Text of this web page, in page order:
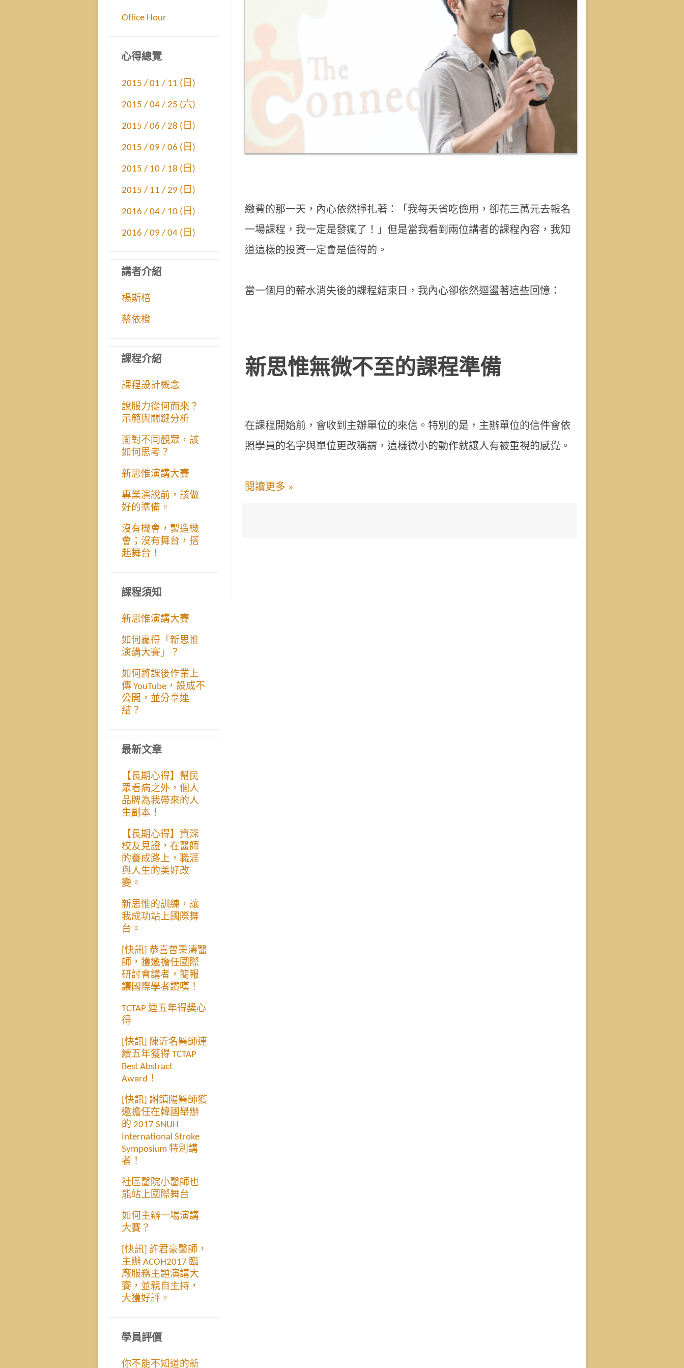
繳費的那一天，內心依然掙扎著：「我每天省吃儉用，卻花三萬元去報名
一場課程，我一定是發瘋了！」但是當我看到兩位講者的課程內容，我知
道這樣的投資一定會是值得的。
當一個月的薪水消失後的課程結束日，我內心卻依然迴盪著這些回憶：
新思惟無微不至的課程準備
在課程開始前，會收到主辦單位的來信。特別的是，主辦單位的信件會依
照學員的名字與單位更改稱謂，這樣微小的動作就讓人有被重視的感覺。
閱讀更多 »
Office Hour
心得總覽
2015 / 01 / 11 (日)
2015 / 04 / 25 (六)
2015 / 06 / 28 (日)
2015 / 09 / 06 (日)
2015 / 10 / 18 (日)
2015 / 11 / 29 (日)
2016 / 04 / 10 (日)
2016 / 09 / 04 (日)
講者介紹
楊斯棓
蔡依橙
課程介紹
課程設計概念
說服力從何而來？
示範與關鍵分析
面對不同觀眾，該
如何思考？
新思惟演講大賽
專業演說前，該做
好的準備。
沒有機會，製造機
會；沒有舞台，搭
起舞台！
課程須知
新思惟演講大賽
如何贏得「新思惟
演講大賽」？
如何將課後作業上
傳 YouTube，設成不
公開，並分享連
結？
最新文章
【長期心得】幫民
眾看病之外，個人
品牌為我帶來的人
生副本！
【長期心得】資深
校友見證，在醫師
的養成路上，職涯
與人生的美好改
變。
新思惟的訓練，讓
我成功站上國際舞
台。
[快訊] 恭喜曾秉濤醫
師，獲邀擔任國際
研討會講者，簡報
讓國際學者讚嘆！
TCTAP 連五年得獎心
得
[快訊] 陳沂名醫師連
續五年獲得 TCTAP
Best Abstract
Award！
[快訊] 謝鎮陽醫師獲
邀擔任在韓國舉辦
的 2017 SNUH
International Stroke
Symposium 特別講
者！
社區醫院小醫師也
能站上國際舞台
如何主辦一場演講
大賽？
[快訊] 許君豪醫師，
主辦 ACOH2017 臨
廠服務主題演講大
賽，並親自主持，
大獲好評。
學員評價
你不能不知道的新